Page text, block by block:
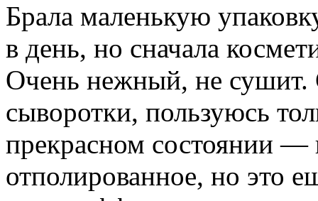
Брала маленькую
в день, но сначала
Очень нежный, не сушит.
сыворотки, пользуюсь
прекрасном состоянии
отполированное, но это